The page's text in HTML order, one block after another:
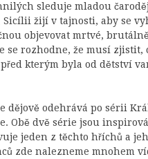
sleduje mladou
Sicílii žijí v tajnosti, aby se
objevovat mrtvé,
se rozhodne, že musí zjistit,
kterým byla od dětství
dějově odehrává po sérii
Obě dvě série jsou
jeden z těchto hříchů a
zde nalezneme mnohem